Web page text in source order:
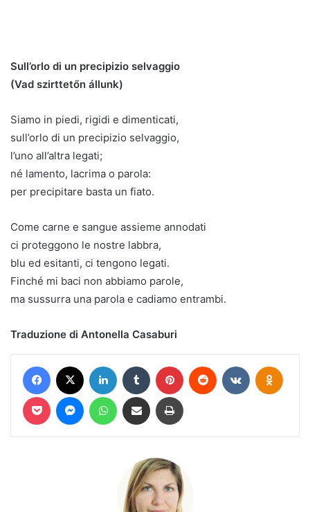
Sull’orlo di un precipizio selvaggio
(Vad szirttetőn állunk)
Siamo in piedi, rigidi e dimenticati,
sull’orlo di un precipizio selvaggio,
l’uno all’altra legati;
né lamento, lacrima o parola:
per precipitare basta un fiato.
Come carne e sangue assieme annodati
ci proteggono le nostre labbra,
blu ed esitanti, ci tengono legati.
Finché mi baci non abbiamo parole,
ma sussurra una parola e cadiamo entrambi.
Traduzione di Antonella Casaburi
Facebook LinkedIn Tumblr Pinterest Reddit VKontakte
Pocket MessengerWhatsAppCondividi via mail Stampa